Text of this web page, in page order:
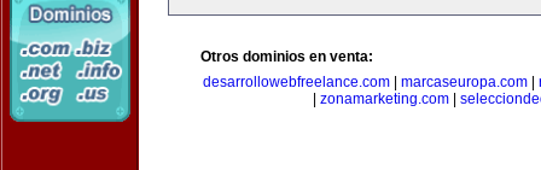
Otros dominios en venta:
desarrollowebfreelance.com| marcaseuropa.com|
zonamarketing.com